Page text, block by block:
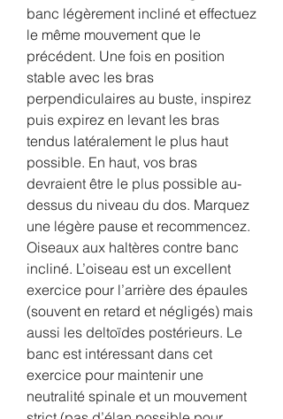
banc légèrement incliné et effectuez
le même mouvement que le
précédent. Une fois en position
stable avec les bras
perpendiculaires au buste, inspirez
puis expirez en levant les bras
tendus latéralement le plus haut
possible. En haut, vos bras
devraient être le plus possible au-
dessus du niveau du dos. Marquez
une légère pause et recommencez.
Oiseaux aux haltères contre banc
incliné. L’oiseau est un excellent
exercice pour l’arrière des épaules
(souvent en retard et négligés) mais
aussi les deltoïdes postérieurs. Le
banc est intéressant dans cet
exercice pour maintenir une
neutralité spinale et un mouvement